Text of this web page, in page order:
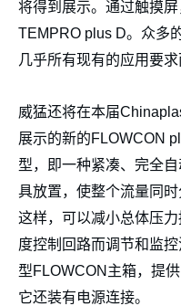
将得到展示。通过触摸
TEMPRO plus D。众多
几乎所有现有的应用要求
威猛还将在本届
展示的新的FLOWCON
型，即一种紧凑、完全
具放置，使整个流量同时
这样，可以减小总体压
度控制回路而调节和监
型FLOWCON主箱，提
它还装有电源连接。